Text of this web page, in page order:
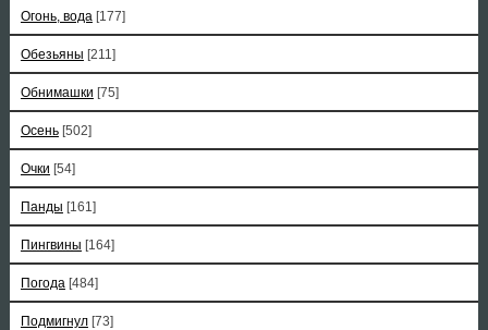
Огонь, вода [177]
Обезьяны [211]
Обнимашки [75]
Осень [502]
Очки [54]
Панды [161]
Пингвины [164]
Погода [484]
Подмигнул [73]